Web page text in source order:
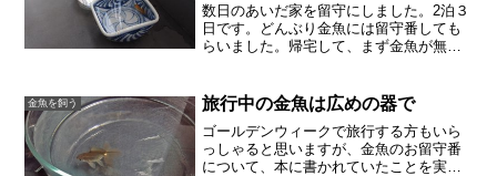
数日のあいだ家を留守にしました。2泊３
日です。どんぶり金魚には留守番しても
らいました。帰宅して、まず金魚が無事
の黒いバケツは４リットル。いつもの水
鉢よりは水量が多いです...
金魚を飼う 旅行中の金魚は広めの器で
ゴールデンウィークで旅行する方もいら
っしゃると思いますが、金魚のお留守番
について、本に書かれていたことを実践